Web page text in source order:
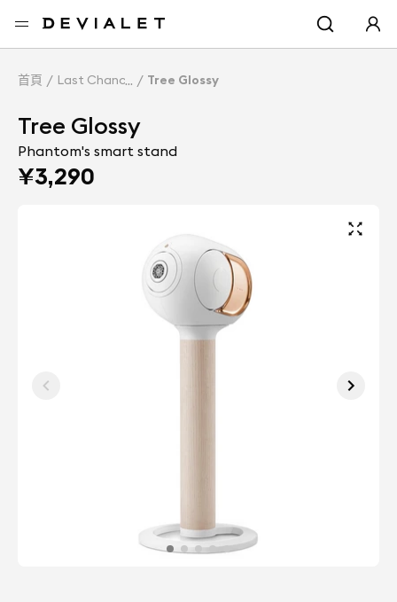
首頁 Last Chance Tree Glossy
Tree Glossy
Phantom's smart stand
¥3,290